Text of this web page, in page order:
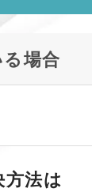
場合
方法は